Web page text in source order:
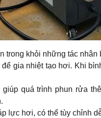
trong khỏi những tác nhân
gia nhiệt tạo hơi. Khi
quá trình phun rửa
lực hơi, có thể tùy chỉnh